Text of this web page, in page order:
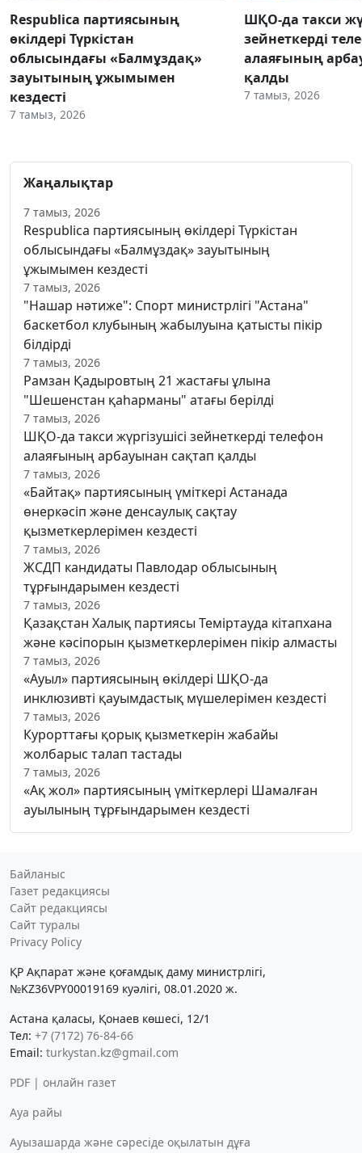
Respublica партиясының
өкілдері Түркістан
облысындағы «Балмұздақ»
зауытының ұжымымен
кездесті
7 тамыз, 2026
ШҚО-да такси
зейнеткерді
алаяғының
қалды
7 тамыз, 2026
Жаңалықтар
7 тамыз, 2026
Respublica партиясының өкілдері Түркістан
облысындағы «Балмұздақ» зауытының
ұжымымен кездесті
7 тамыз, 2026
"Нашар нәтиже": Спорт министрлігі "Астана"
баскетбол клубының жабылуына қатысты пікір
білдірді
7 тамыз, 2026
Рамзан Қадыровтың 21 жастағы ұлына
"Шешенстан қаһарманы" атағы берілді
7 тамыз, 2026
ШҚО-да такси жүргізушісі зейнеткерді телефон
алаяғының арбауынан сақтап қалды
7 тамыз, 2026
«Байтақ» партиясының үміткері Астанада
өнеркәсіп және денсаулық сақтау
қызметкерлерімен кездесті
7 тамыз, 2026
ЖСДП кандидаты Павлодар облысының
тұрғындарымен кездесті
7 тамыз, 2026
Қазақстан Халық партиясы Теміртауда кітапхана
және кәсіпорын қызметкерлерімен пікір алмасты
7 тамыз, 2026
«Ауыл» партиясының өкілдері ШҚО-да
инклюзивті қауымдастық мүшелерімен кездесті
7 тамыз, 2026
Курорттағы қорық қызметкерін жабайы
жолбарыс талап тастады
7 тамыз, 2026
«Ақ жол» партиясының үміткерлері Шамалған
ауылының тұрғындарымен кездесті
Байланыс
Газет редакциясы
Сайт редакциясы
Сайт туралы
Privacy Policy
ҚР Ақпарат және қоғамдық даму министрлігі,
№KZ36VPY00019169 куәлігі, 08.01.2020 ж.
Астана қаласы, Қонаев көшесі, 12/1
Тел: +7 (7172) 76-84-66
Email: turkystan.kz@gmail.com
PDF | онлайн газет
Ауа райы
Ауызашарда және сәресіде оқылатын дұға